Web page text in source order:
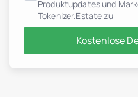
Produktupdates und
Tokenizer.Estate zu
Kostenlose